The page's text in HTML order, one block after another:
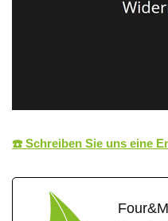
☎️ Schreiben Sie uns eine